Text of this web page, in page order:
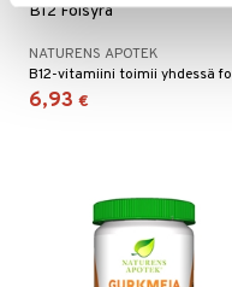
B12 Folsyra
NATURENS APOTEK
6,93 €